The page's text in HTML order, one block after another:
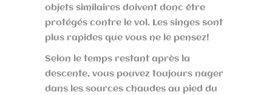
objets similaires doivent donc être
protégés contre le vol. Les singes sont
plus rapides que vous ne le pensez!
Selon le temps restant après la
descente, vous pouvez toujours nager
dans les sources chaudes au pied du